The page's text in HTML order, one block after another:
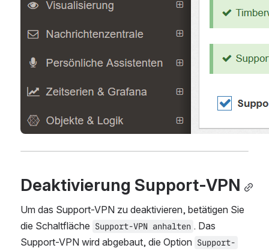
Deaktivierung Support-VPN
Um das Support-VPN zu deaktivieren, betätigen Sie
die Schaltfläche Support-VPN anhalten . Das
Support-VPN wird abgebaut, die Option Support-